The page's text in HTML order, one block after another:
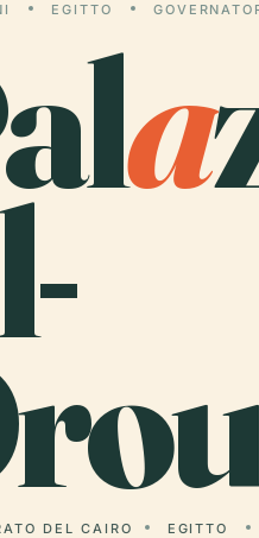
EGITTO
a
DEL CAIRO EGITTO